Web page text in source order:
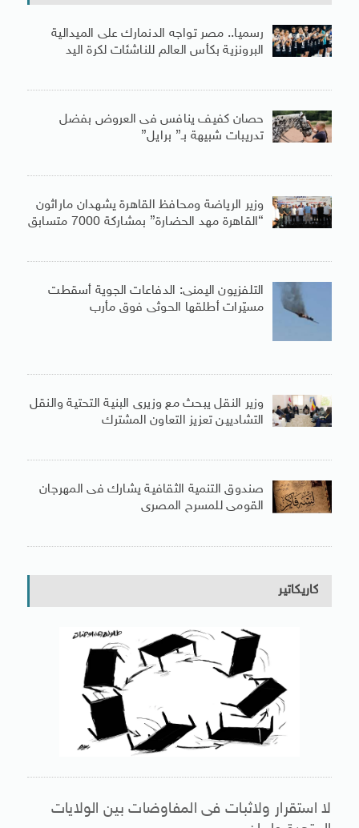
رسميا.. مصر تواجه الدنمارك على الميدالية
البرونزية بكأس العالم للناشئات لكرة اليد
حصان كفيف ينافس فى العروض بفضل
تدريبات شبيهة بـ” برايل”
وزير الرياضة ومحافظ القاهرة يشهدان ماراثون
“القاهرة مهد الحضارة” بمشاركة 7000 متسابق
التلفزيون اليمنى: الدفاعات الجوية أسقطت
مسيّرات أطلقها الحوثى فوق مأرب
وزير النقل يبحث مع وزيرى البنية التحتية والنقل
التشاديين تعزيز التعاون المشترك
صندوق التنمية الثقافية يشارك فى المهرجان
القومى للمسرح المصرى
كاريكاتير
لا استقرار ولاثبات فى المفاوضات بين الولايات